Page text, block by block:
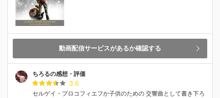
動画配信サービスがあるか確認する
ちろるの感想・評価
3.6
セルゲイ・プロコフィエフか子供のための 交響曲として書き下ろ